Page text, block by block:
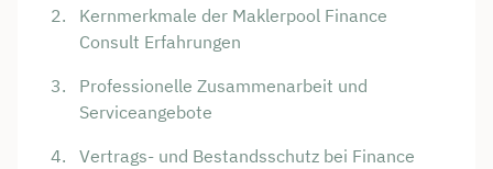
Kernmerkmale der Maklerpool Finance
Consult Erfahrungen
Professionelle Zusammenarbeit und
Serviceangebote
Vertrags- und Bestandsschutz bei Finance